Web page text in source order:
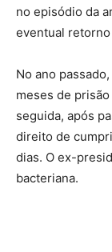
no episódio da
eventual
No ano
meses de
seguida, após
direito de
dias. O ex-
bacteriana.